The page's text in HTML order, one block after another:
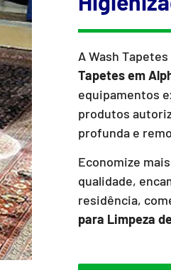
A Wash
Tapetesem
equipamentos
produtos
profunda e
Economize
qualidade,
residência,
para Limpeza